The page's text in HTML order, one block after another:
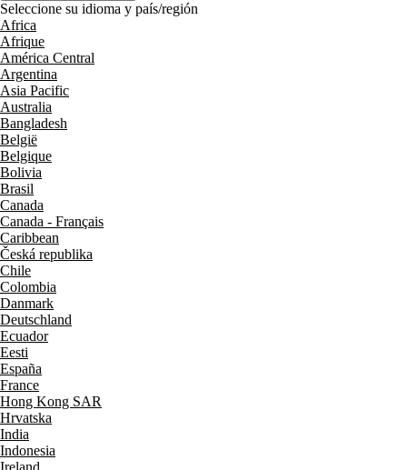
Seleccione su idioma y país/región
Africa
Afrique
América Central
Argentina
Asia Pacific
Australia
Bangladesh
België
Belgique
Bolivia
Brasil
Canada
Canada - Français
Caribbean
Česká republika
Chile
Colombia
Danmark
Deutschland
Ecuador
Eesti
España
France
Hong Kong SAR
Hrvatska
India
Indonesia
Ireland